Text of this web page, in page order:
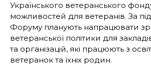
Українського ветеранського
можливостей для ветеранів. За
Форуму планують напрацювати
ветеранської політики для
та організацій, які працюють з
ветеранок та їхніх родин.